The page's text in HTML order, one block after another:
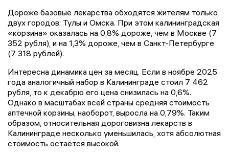
Дороже базовые лекарства обходятся жителям только
двух городов: Тулы и Омска. При этом калининградская
«корзина» оказалась на 0,8% дороже, чем в Москве (7
352 рубля), и на 1,3% дороже, чем в Санкт-Петербурге
(7 318 рублей).
Интересна динамика цен за месяц. Если в ноябре 2025
года аналогичный набор в Калининграде стоил 7 462
рубля, то к декабрю его цена снизилась на 0,6%.
Однако в масштабах всей страны средняя стоимость
аптечной корзины, наоборот, выросла на 0,79%. Таким
образом, относительная дороговизна лекарств в
Калининграде несколько уменьшилась, хотя абсолютная
стоимость остаётся высокой.